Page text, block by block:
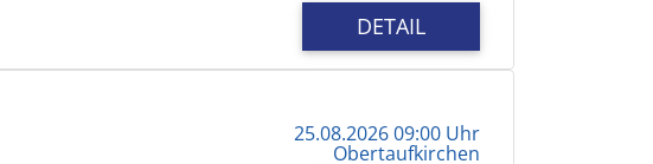
DETAIL
25.08.2026 09:00 Uhr
Obertaufkirchen